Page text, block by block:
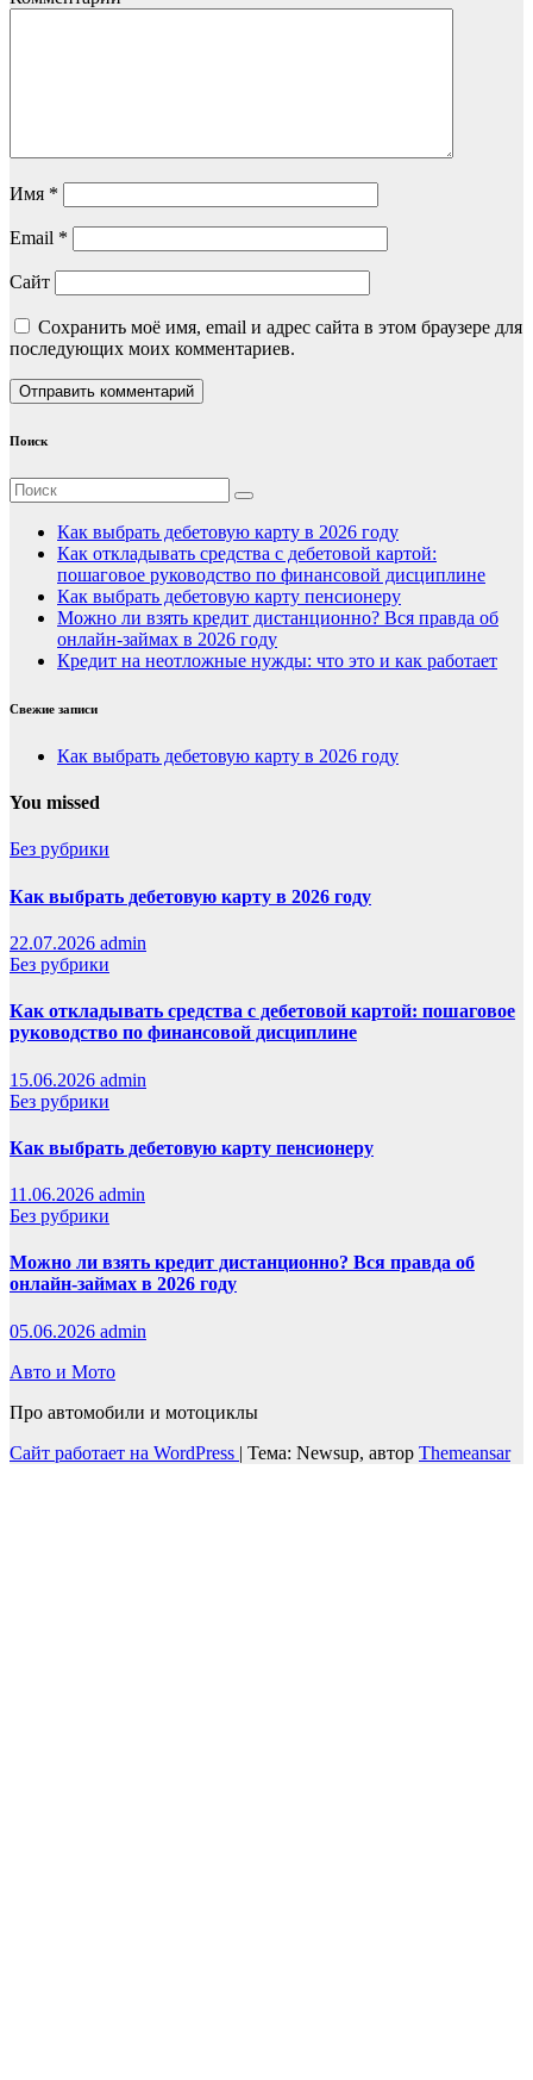
Имя *
Email *
Сайт
Сохранить моё имя, email и адрес сайта в этом браузере для
последующих моих комментариев.
Поиск
Как выбрать дебетовую карту в 2026 году
Как откладывать средства с дебетовой картой:
пошаговое руководство по финансовой дисциплине
Как выбрать дебетовую карту пенсионеру
Можно ли взять кредит дистанционно? Вся правда об
онлайн-займах в 2026 году
Кредит на неотложные нужды: что это и как работает
Свежие записи
Как выбрать дебетовую карту в 2026 году
You missed
Без рубрики
Как выбрать дебетовую карту в 2026 году
22.07.2026 admin
Без рубрики
Как откладывать средства с дебетовой картой: пошаговое
руководство по финансовой дисциплине
15.06.2026 admin
Без рубрики
Как выбрать дебетовую карту пенсионеру
11.06.2026 admin
Без рубрики
Можно ли взять кредит дистанционно? Вся правда об
онлайн-займах в 2026 году
05.06.2026 admin
Авто и Мото
Про автомобили и мотоциклы
Сайт работает на WordPress | Тема: Newsup, автор Themeansar